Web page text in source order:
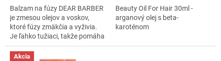
Balzam na fúzy DEAR BARBER
je zmesou olejov a voskov,
ktoré fúzy zmäkčia a vyživia.
Je ľahko tužiaci, takže pomáha
so stylingom fúzov.
Beauty Oil For Hair 30ml -
arganový olej s beta-
karoténom
Akcia